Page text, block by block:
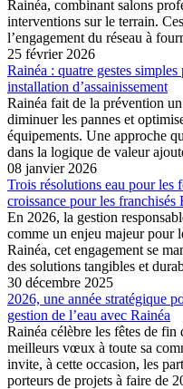
Rainéa, combinant salons
interventions sur le terrain.
l’engagement du réseau à
25 février 2026
Rainéa : quatre gestes
installation d’assainissement
Rainéa fait de la prévention
diminuer les pannes et
équipements. Une approche
dans la logique de valeur
08 janvier 2026
Trois résolutions eau pour les
croissance pour les franchisés
En 2026, la gestion
comme un enjeu majeur pour
Rainéa, cet engagement se
des solutions tangibles et
30 décembre 2025
2026, une année stratégique
gestion de l’eau avec Rainéa
Rainéa célèbre les fêtes de fin
meilleurs vœux à toute sa
invite, à cette occasion, les
porteurs de projets à faire de